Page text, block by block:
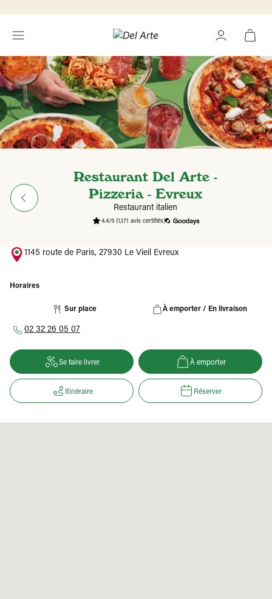
Restaurant Del Arte -
Pizzeria - Evreux
Restaurant italien
4.4/5 (1,171 avis certifiés)
1145 route de Paris, 27930 Le Vieil Evreux
Horaires
Sur place À emporter / En livraison
02 32 26 05 07
Se faire livrer À emporter
Itinéraire Réserver